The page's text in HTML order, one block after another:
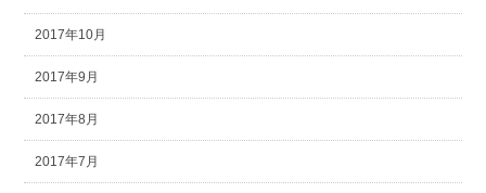
2017年10月
2017年9月
2017年8月
2017年7月